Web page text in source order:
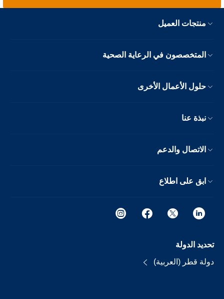
منتجات العميل
المتخصصون في الرعاية الصحية
حلول الأعمال الأخرى
نبذة عنا
الاتصال والدعم
ابق على اطلاع
تحديد الدولة
دولة قطر (العربية)